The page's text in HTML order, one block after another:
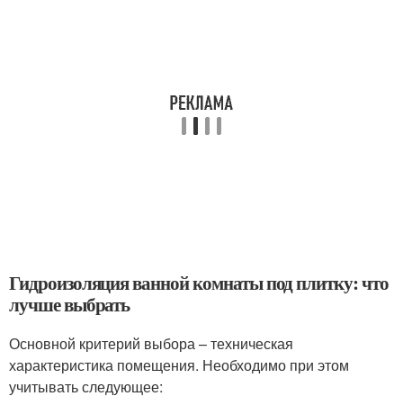
Гидроизоляция ванной комнаты под плитку: что
лучше выбрать
Основной критерий выбора – техническая
характеристика помещения. Необходимо при этом
учитывать следующее: